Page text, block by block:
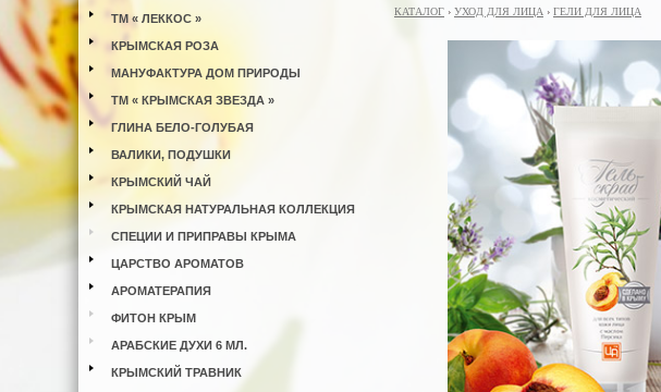
ТМ « ЛЕККОС »
КРЫМСКАЯ РОЗА
МАНУФАКТУРА ДОМ ПРИРОДЫ
ТМ « КРЫМСКАЯ ЗВЕЗДА »
ГЛИНА БЕЛО-ГОЛУБАЯ
ВАЛИКИ, ПОДУШКИ
КРЫМСКИЙ ЧАЙ
КРЫМСКАЯ НАТУРАЛЬНАЯ КОЛЛЕКЦИЯ
СПЕЦИИ И ПРИПРАВЫ КРЫМА
ЦАРСТВО АРОМАТОВ
АРОМАТЕРАПИЯ
ФИТОН КРЫМ
АРАБСКИЕ ДУХИ 6 МЛ.
КРЫМСКИЙ ТРАВНИК
КАТАЛОГ › УХОД ДЛЯ ЛИЦА › ГЕЛИ ДЛЯ ЛИЦА